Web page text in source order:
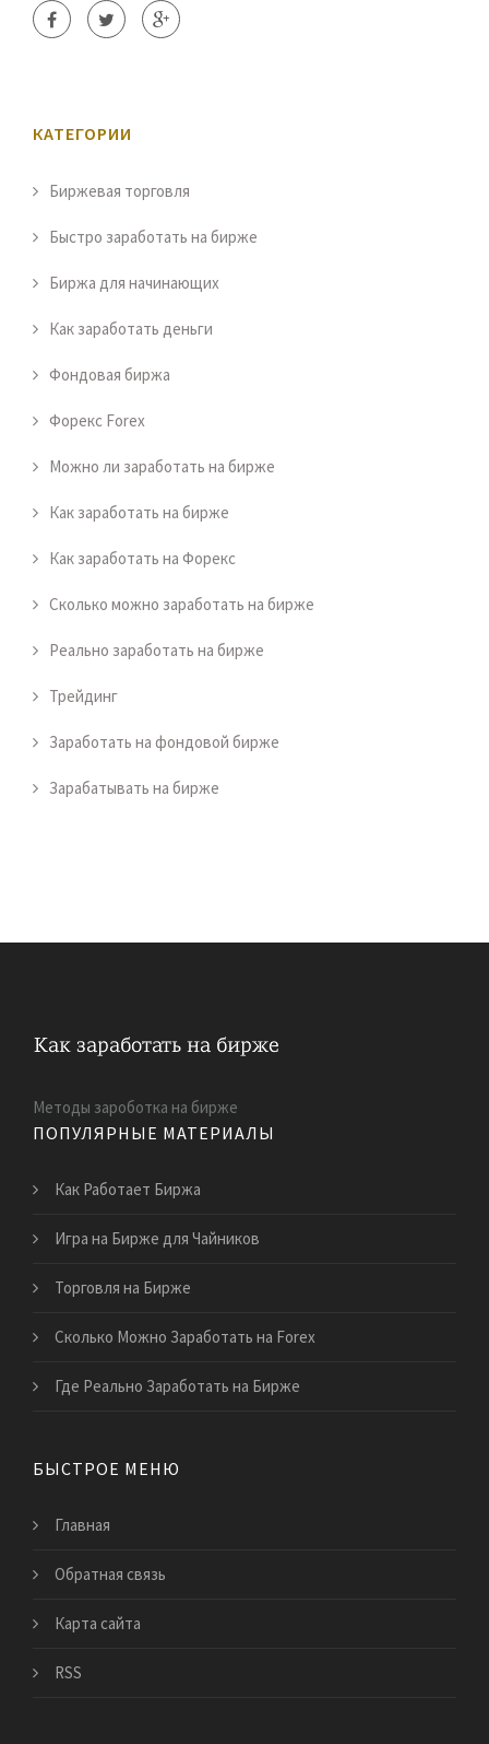
КАТЕГОРИИ
Биржевая торговля
Быстро заработать на бирже
Биржа для начинающих
Как заработать деньги
Фондовая биржа
Форекс Forex
Можно ли заработать на бирже
Как заработать на бирже
Как заработать на Форекс
Сколько можно заработать на бирже
Реально заработать на бирже
Трейдинг
Заработать на фондовой бирже
Зарабатывать на бирже
Методы зароботка на бирже
ПОПУЛЯРНЫЕ МАТЕРИАЛЫ
Как Работает Биржа
Игра на Бирже для Чайников
Торговля на Бирже
Сколько Можно Заработать на Forex
Где Реально Заработать на Бирже
БЫСТРОЕ МЕНЮ
Главная
Обратная связь
Карта сайта
RSS